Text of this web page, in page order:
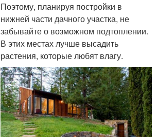
Поэтому, планируя постройки в
нижней части дачного участка, не
забывайте о возможном подтоплении.
В этих местах лучше высадить
растения, которые любят влагу.